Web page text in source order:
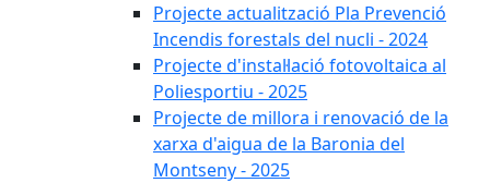
Projecte actualització Pla Prevenció
Incendis forestals del nucli - 2024
Projecte d'instal·lació fotovoltaica al
Poliesportiu - 2025
Projecte de millora i renovació de la
xarxa d'aigua de la Baronia del
Montseny - 2025